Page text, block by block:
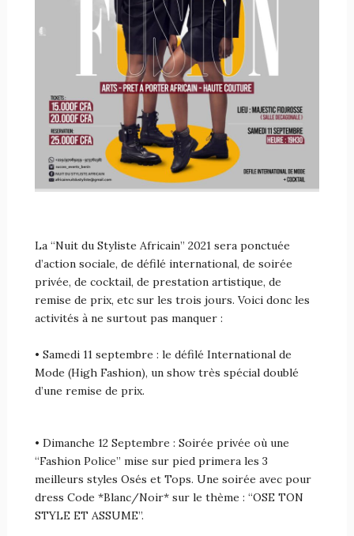
La “Nuit du Styliste Africain” 2021 sera ponctuée
d’action sociale, de défilé international, de soirée
privée, de cocktail, de prestation artistique, de
remise de prix, etc sur les trois jours. Voici donc les
activités à ne surtout pas manquer :
• Samedi 11 septembre : le défilé International de
Mode (High Fashion), un show très spécial doublé
d’une remise de prix.
• Dimanche 12 Septembre : Soirée privée où une
“Fashion Police” mise sur pied primera les 3
meilleurs styles Osés et Tops. Une soirée avec pour
dress Code *Blanc/Noir* sur le thème : “OSE TON
STYLE ET ASSUME”.